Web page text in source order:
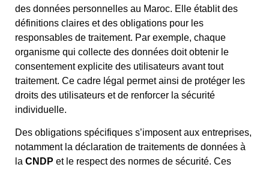
des données personnelles au Maroc. Elle établit des
définitions claires et des obligations pour les
responsables de traitement. Par exemple, chaque
organisme qui collecte des données doit obtenir le
consentement explicite des utilisateurs avant tout
traitement. Ce cadre légal permet ainsi de protéger les
droits des utilisateurs et de renforcer la sécurité
individuelle.
Des obligations spécifiques s’imposent aux entreprises,
notamment la déclaration de traitements de données à
la CNDP et le respect des normes de sécurité. Ces